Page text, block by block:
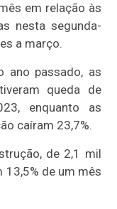
em relação às
nesta segunda-
a março.
ano passado, as
queda de
enquanto as
caíram 23,7%.
de 2,1 mil
13,5% de um mês